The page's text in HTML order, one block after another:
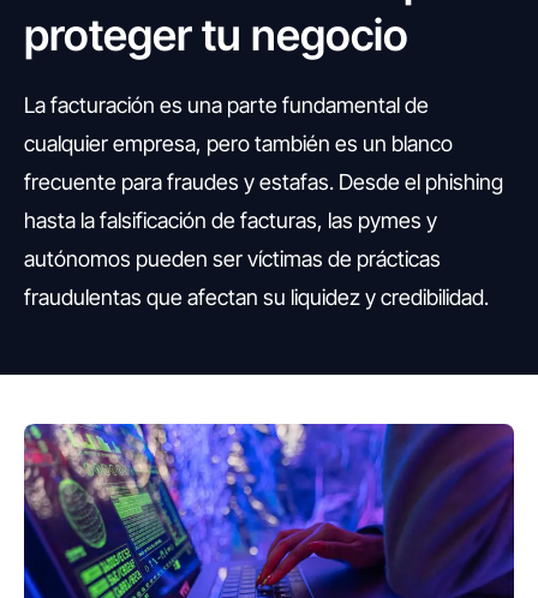
proteger tu negocio
La facturación es una parte fundamental de
cualquier empresa, pero también es un blanco
frecuente para fraudes y estafas. Desde el phishing
hasta la falsificación de facturas, las pymes y
autónomos pueden ser víctimas de prácticas
fraudulentas que afectan su liquidez y credibilidad.